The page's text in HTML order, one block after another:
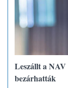
Leszállt a NAV
bezárhatták